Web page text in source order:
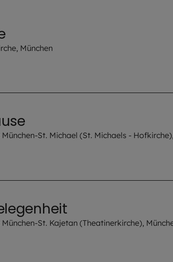
München
St. Michael (St. Michaels -
St. Kajetan (Theatinerkirche),